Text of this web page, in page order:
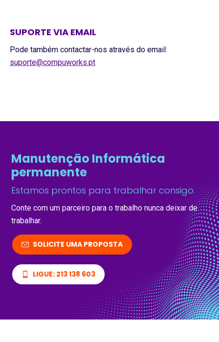
SUPORTE VIA EMAIL
Pode também contactar-nos através do email:
suporte@compuworks.pt
Manutenção Informática
permanente
Estamos prontos para trabalhar consigo.
Conte com um parceiro para o trabalho nunca deixar de
trabalhar.
SOLICITE UMA PROPOSTA
LIGUE: 213 138 603